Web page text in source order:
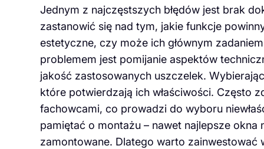
Jednym z najczęstszych błędów jest brak
zastanowić się nad tym, jakie funkcje
estetyczne, czy może ich głównym
problemem jest pomijanie aspektów
jakość zastosowanych uszczelek.
które potwierdzają ich właściwości. Często
fachowcami, co prowadzi do wyboru
pamiętać o montażu – nawet najlepsze okna
zamontowane. Dlatego warto zainwestować